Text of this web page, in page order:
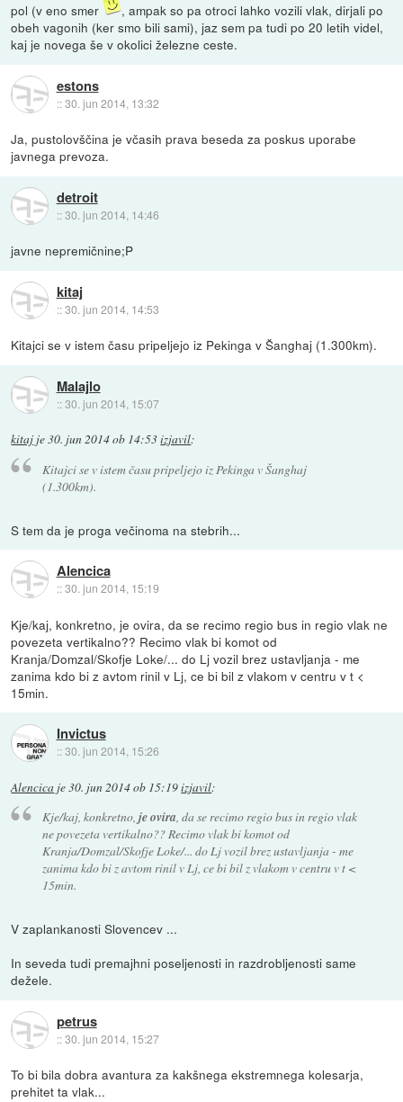
pol (v eno smer
, ampak so pa otroci lahko vozili vlak, dirjali po
obeh vagonih (ker smo bili sami), jaz sem pa tudi po 20 letih videl,
kaj je novega še v okolici železne ceste.
estons
::30. jun 2014, 13:32
Ja, pustolovščina je včasih prava beseda za poskus uporabe
javnega prevoza.
detroit
::30. jun 2014, 14:46
javne nepremičnine;P
kitaj
::30. jun 2014, 14:53
Kitajci se v istem času pripeljejo iz Pekinga v Šanghaj (1.300km).
Malajlo
::30. jun 2014, 15:07
kitaj je30. jun 2014 ob 14:53izjavil:
Kitajci se v istem času pripeljejo iz Pekinga v Šanghaj
(1.300km).
S tem da je proga večinoma na stebrih...
Alencica
::30. jun 2014, 15:19
Kje/kaj, konkretno, je ovira, da se recimo regio bus in regio vlak ne
povezeta vertikalno?? Recimo vlak bi komot od
Kranja/Domzal/Skofje Loke/... do Lj vozil brez ustavljanja - me
zanima kdo bi z avtom rinil v Lj, ce bi bil z vlakom v centru v t <
15min.
Invictus
::30. jun 2014, 15:26
Alencica je30. jun 2014 ob 15:19izjavil:
Kje/kaj, konkretno, je ovira, da se recimo regio bus in regio vlak
ne povezeta vertikalno?? Recimo vlak bi komot od
Kranja/Domzal/Skofje Loke/... do Lj vozil brez ustavljanja - me
zanima kdo bi z avtom rinil v Lj, ce bi bil z vlakom v centru v t <
15min.
V zaplankanosti Slovencev ...
In seveda tudi premajhni poseljenosti in razdrobljenosti same
dežele.
petrus
::30. jun 2014, 15:27
To bi bila dobra avantura za kakšnega ekstremnega kolesarja,
prehitet ta vlak...